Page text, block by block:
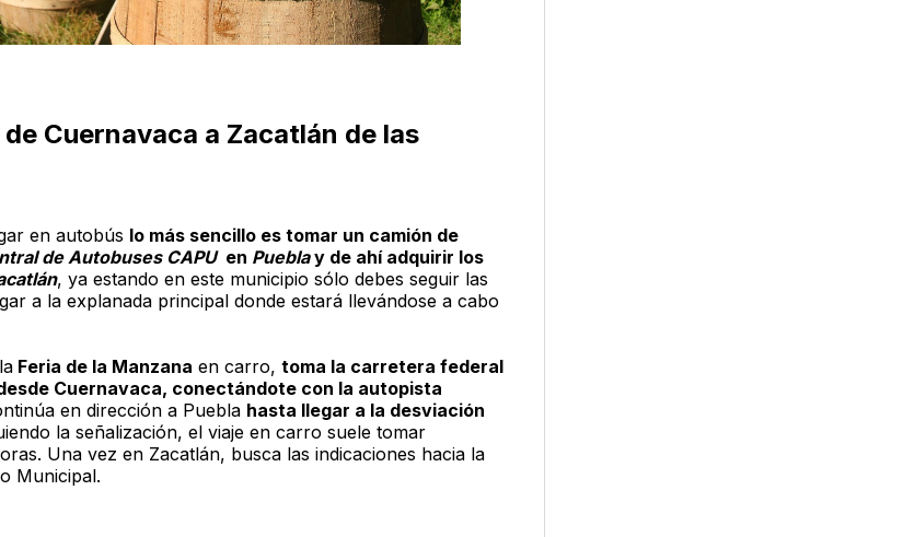
Cuernavaca a Zacatlán de las
en autobús lo más sencillo es tomar un camión de
de Autobuses CAPUen Pueblay de ahí adquirir los
, ya estando en este municipio sólo debes seguir las
a la explanada principal donde estará llevándose a cabo
Feria de la Manzana en carro, toma la carretera federal
Cuernavaca, conectándote con la autopista
en dirección a Puebla hasta llegar a la desviación
la señalización, el viaje en carro suele tomar
Una vez en Zacatlán, busca las indicaciones hacia la
Municipal.